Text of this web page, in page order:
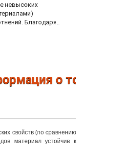
невысоких
Благодаря..
о товарах по
свойств (по сравнению
материал устойчив к